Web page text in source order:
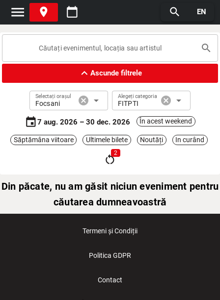
menu place calendar_today search EN
search
expand_lessAscunde filtrele
Selectați orașul
Focsani cancel arrow_drop_down Alegeți categoria
FITPTI cancel arrow_drop_down
event7 aug. 2026 – 30 dec. 2026 În acest weekend
Săptămâna viitoare Ultimele bilete Noutăți In curând
restart_alt
2
Din păcate, nu am găsit niciun eveniment pentru
căutarea dumneavoastră
Termeni și Condiții
Politica GDPR
Contact